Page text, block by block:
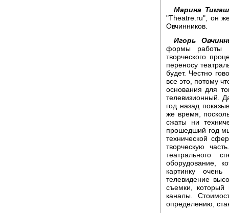
Марина
"Theatre.ru", он
Овчинников.
Игорь
формы работы
творческого
переносу
будет. Честно
все это, потому
основания для
телевизионный.
год назад
же время,
сжаты ни
прошедший год
технической
творческую
театрального
оборудование,
картинку
телевидение
съемки, который
каналы.
определению,